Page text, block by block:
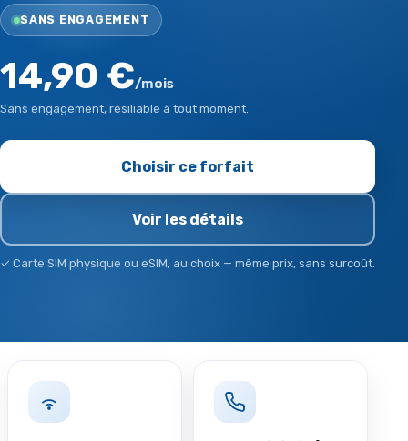
SANS ENGAGEMENT
14,90 €/mois
Sans engagement, résiliable à tout moment.
Choisir ce forfait
Voir les détails
✓ Carte SIM physique ou eSIM, au choix — même prix, sans surcoût.